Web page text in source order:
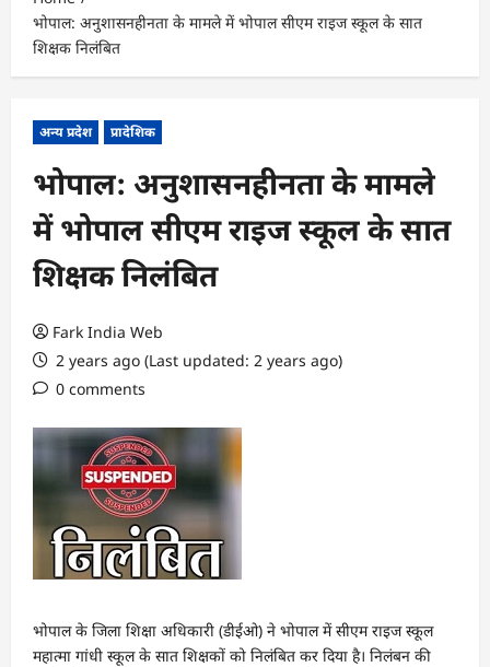
भोपाल: अनुशासनहीनता के मामले में भोपाल सीएम राइज स्कूल के सात
शिक्षक निलंबित
अन्य प्रदेश प्रादेशिक
भोपाल: अनुशासनहीनता के मामले
में भोपाल सीएम राइज स्कूल के सात
शिक्षक निलंबित
Fark India Web
2 years ago (Last updated: 2 years ago)
0 comments
भोपाल के जिला शिक्षा अधिकारी (डीईओ) ने भोपाल में सीएम राइज स्कूल
महात्मा गांधी स्कूल के सात शिक्षकों को निलंबित कर दिया है। निलंबन की